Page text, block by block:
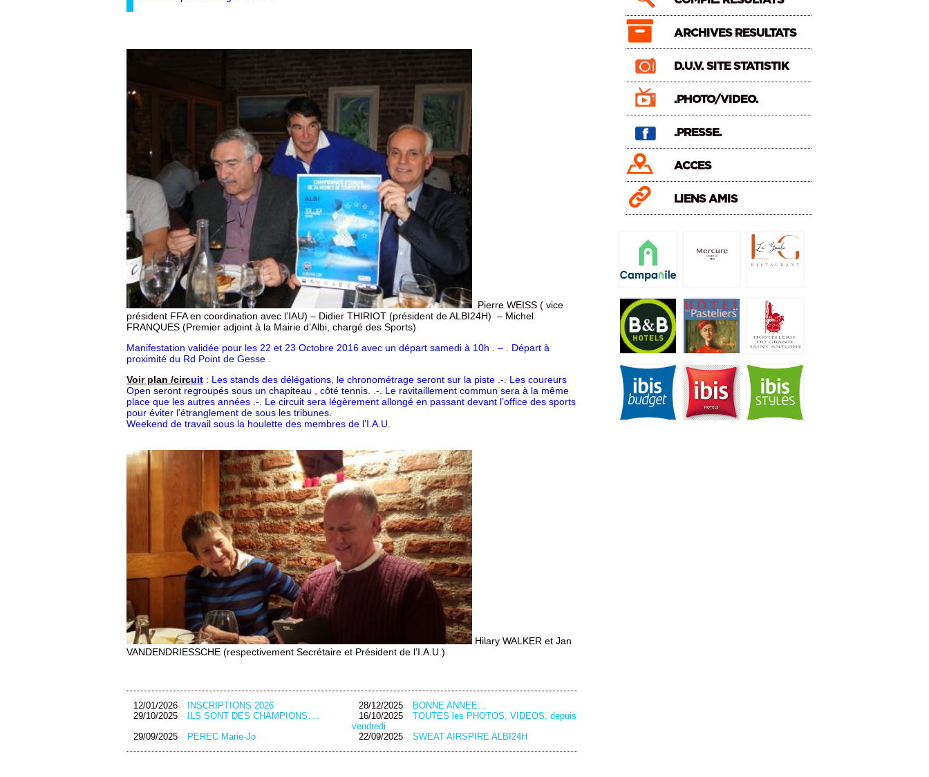
Pierre WEISS ( vice
président FFA en coordination avec l’IAU) – Didier THIRIOT (président de ALBI24H) – Michel
FRANQUES (Premier adjoint à la Mairie d’Albi, chargé des Sports)
Manifestation validée pour les 22 et 23 Octobre 2016 avec un départ samedi à 10h . – . Départ à
proximité du Rd Point de Gesse .
Voir plan /circuit : Les stands des délégations, le chronométrage seront sur la piste .-. Les coureurs
Open seront regroupés sous un chapiteau , côté tennis. .-. Le ravitaillement commun sera à la même
place que les autres années .-. Le circuit sera légèrement allongé en passant devant l’office des sports
pour éviter l’étranglement de sous les tribunes.
Weekend de travail sous la houlette des membres de l’I.A.U.
Hilary WALKER et Jan
VANDENDRIESSCHE (respectivement Secrétaire et Président de l’I.A.U.)
12/01/2026 INSCRIPTIONS 2026 28/12/2025
BONNE ANNEE…
29/10/2025
ILS SONT DES CHAMPIONS…. 16/10/2025
TOUTES les PHOTOS, VIDEOS, depuis
vendredi
29/09/2025
PEREC Marie-Jo 22/09/2025 SWEAT AIRSPIRE ALBI24H
ARCHIVES RESULTATS
D.U.V. SITE STATISTIK
.PHOTO/VIDEO.
.PRESSE.
ACCES
LIENS AMIS